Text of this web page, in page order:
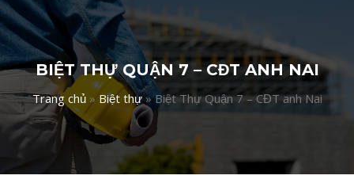
BIỆT THỰ QUẬN 7 – CĐT ANH NAI
Trang chủ» Biệt thự»Biệt Thự Quận 7 – CĐT anh Nai